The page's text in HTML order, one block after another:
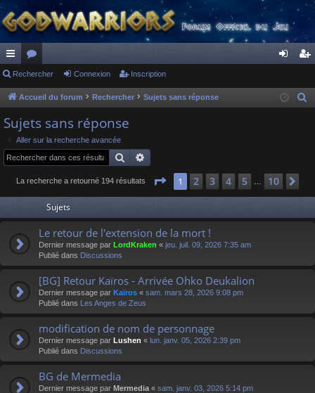
ac
co
ur
ci
s
or
u
s
ne cri
Rechercher Connexion Inscription
Accueil du forum Rechercher Sujets sans réponse
e
Sujets sans réponse
Aller sur la recherche avancée
Rechercher
La recherche a retourné 194 résultats Page 1sur 10
1 2 3 4 5 10
Sujets
Le retour de l'extension de la mort !
Dernier message par LordKraken « jeu. juil. 09, 2026 7:35 am
Publié dans Discussions
[BG] Retour Kaïros - Arrivée Ohko Deukalion
Dernier message par Kaïros « sam. mars 28, 2026 9:08 pm
Publié dans Les Anges de Zeus
modification de nom de personnage
Dernier message par Lushen « lun. janv. 05, 2026 2:39 pm
Publié dans Discussions
BG de Mermedia
Dernier message par Mermedia « sam. janv. 03, 2026 5:14 pm